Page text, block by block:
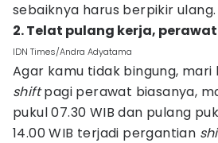
sebaiknya harus berpikir ulang.
2. Telat pulang kerja,
IDN Times/Andra Adyatama
Agar kamu tidak bingung, mari
shiftpagi perawat biasanya,
pukul 07.30 WIB dan pulang
14.00 WIB terjadi pergantian